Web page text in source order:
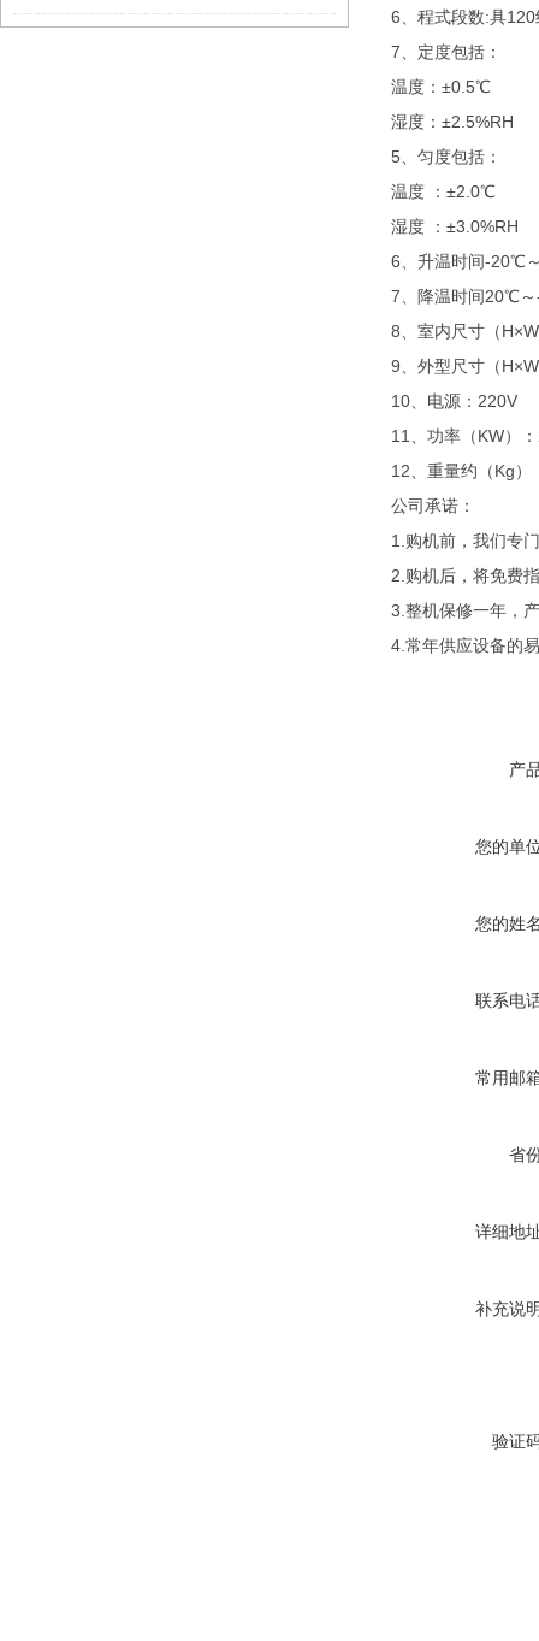
6、程式段数:具
7、定度包括：
温度： ±0.5℃
湿度： ±2.5%RH
5、匀度包括：
温度
： ±2.0℃
湿度
： ±3.0%RH
6、升温时间-20℃
7、降温时间20℃
8、室内尺寸（
9、外型尺寸（
10、电源：220V
11、功率（KW）
12、重量约（Kg）
公司承诺：
1.购机前，我们专
2.购机后，将免费
3.整机保修一年，
4.常年供应设备的
产
您的单
您的姓
联系电
常用邮
省
详细地
补充说
验证